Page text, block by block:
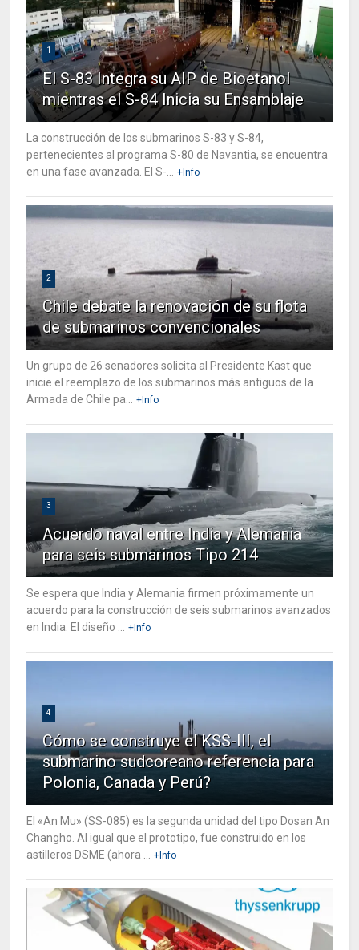
1
El S-83 Integra su AIP de Bioetanol
mientras el S-84 Inicia su Ensamblaje
La construcción de los submarinos S-83 y S-84,
pertenecientes al programa S-80 de Navantia, se encuentra
en una fase avanzada. El S-...
+Info
2
Chile debate la renovación de su flota
de submarinos convencionales
Un grupo de 26 senadores solicita al Presidente Kast que
inicie el reemplazo de los submarinos más antiguos de la
Armada de Chile pa...
+Info
3
Acuerdo naval entre India y Alemania
para seis submarinos Tipo 214
Se espera que India y Alemania firmen próximamente un
acuerdo para la construcción de seis submarinos avanzados
en India. El diseño ...
+Info
4
Cómo se construye el KSS-III, el
submarino sudcoreano referencia para
Polonia, Canada y Perú?
El «An Mu» (SS-085) es la segunda unidad del tipo Dosan An
Changho. Al igual que el prototipo, fue construido en los
astilleros DSME (ahora ...
+Info